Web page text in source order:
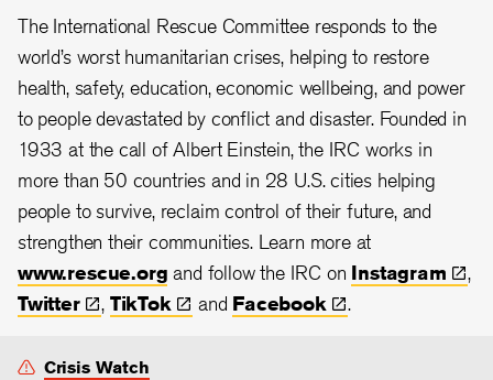
The International Rescue Committee responds to the
world’s worst humanitarian crises, helping to restore
health, safety, education, economic wellbeing, and power
to people devastated by conflict and disaster. Founded in
1933 at the call of Albert Einstein, the IRC works in
more than 50 countries and in 28 U.S. cities helping
people to survive, reclaim control of their future, and
strengthen their communities. Learn more at
www.rescue.org and follow the IRC on Instagram
,
Twitter
, TikTok and Facebook .
Crisis Watch